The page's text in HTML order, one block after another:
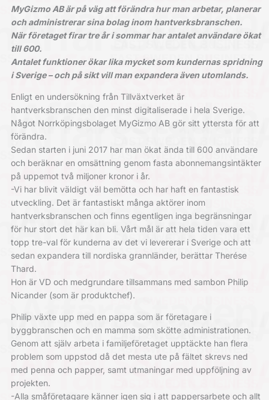
MyGizmo AB är på väg att förändra hur man arbetar, planerar
och administrerar sina bolag inom hantverksbranschen.
När företaget firar tre år i sommar har antalet användare ökat
till 600.
Antalet funktioner ökar lika mycket som kundernas spridning
i Sverige – och på sikt vill man expandera även utomlands.
Enligt en undersökning från Tillväxtverket är
hantverksbranschen den minst digitaliserade i hela Sverige.
Något Norrköpingsbolaget MyGizmo AB gör sitt yttersta för att
förändra.
Sedan starten i juni 2017 har man ökat ända till 600 användare
och beräknar en omsättning genom fasta abonnemangsintäkter
på uppemot två miljoner kronor i år.
-Vi har blivit väldigt väl bemötta och har haft en fantastisk
utveckling. Det är fantastiskt många aktörer inom
hantverksbranschen och finns egentligen inga begränsningar
för hur stort det här kan bli. Vårt mål är att hela tiden vara ett
topp tre-val för kunderna av det vi levererar i Sverige och att
sedan expandera till nordiska grannländer, berättar Therése
Thard.
Hon är VD och medgrundare tillsammans med sambon Philip
Nicander (som är produktchef).
Philip växte upp med en pappa som är företagare i
byggbranschen och en mamma som skötte administrationen.
Genom att själv arbeta i familjeföretaget upptäckte han flera
problem som uppstod då det mesta ute på fältet skrevs ned
med penna och papper, samt utmaningar med uppföljning av
projekten.
-Alla småföretagare känner igen sig i att pappersarbete och allt